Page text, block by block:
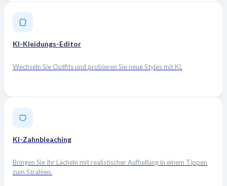
KI-Kleidungs-Editor
Wechseln Sie Outfits und probieren Sie neue Styles mit KI.
KI-Zahnbleaching
Bringen Sie Ihr Lächeln mit realistischer Aufhellung in einem Tippen
zum Strahlen.